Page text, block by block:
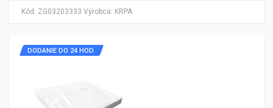
Kód: ZG03203333 Výrobca: KRPA
DODANIE DO 24 HOD.